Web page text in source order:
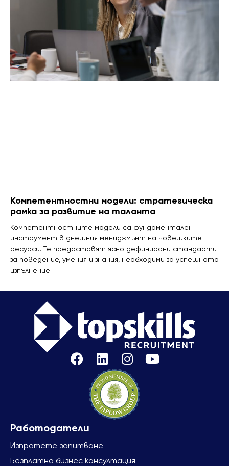
Компетентностни модели: стратегическа
рамка за развитие на таланта
Компетентностните модели са фундаментален
инструмент в днешния мениджмънт на човешките
ресурси. Те предоставят ясно дефинирани стандарти
за поведение, умения и знания, необходими за успешното
изпълнение
Изпратете запитване
Безплатна бизнес консултация